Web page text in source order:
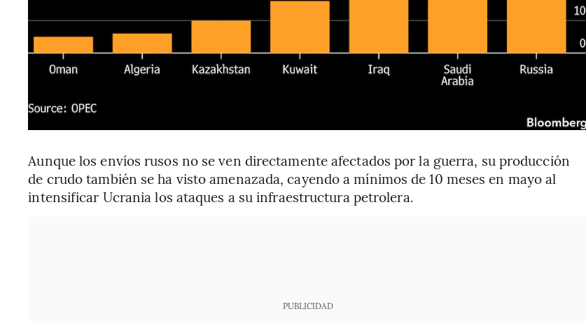
Aunque los envíos rusos no se ven directamente afectados por la guerra, su producción
de crudo también se ha visto amenazada, cayendo a mínimos de 10 meses en mayo al
intensificar Ucrania los ataques a su infraestructura petrolera.
PUBLICIDAD